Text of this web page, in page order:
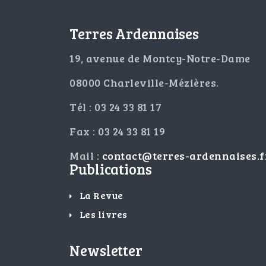
Terres Ardennaises
19, avenue de Montcy-Notre-Dame
08000 Charleville-Mézières.
Tél : 03 24 33 81 17
Fax : 03 24 33 81 19
Mail : contact@terres-
Publications
La Revue
Les livres
Newsletter